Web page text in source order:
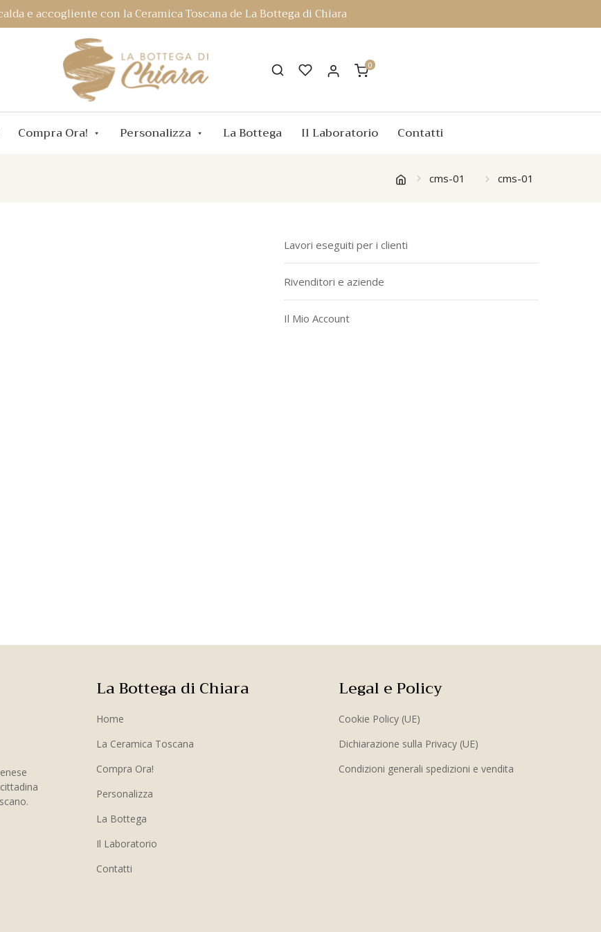
e accogliente con la Ceramica Toscana de La Bottega di Chiara
0
Compra Ora! Personalizza La Bottega Il Laboratorio Contatti
cms-01 cms-01
Lavori eseguiti per i clienti
Rivenditori e aziende
Il Mio Account
La Bottega di Chiara
Home
La Ceramica Toscana
Compra Ora!
Personalizza
La Bottega
Il Laboratorio
Contatti
Legal e Policy
Cookie Policy (UE)
Dichiarazione sulla Privacy (UE)
Condizioni generali spedizioni e vendita